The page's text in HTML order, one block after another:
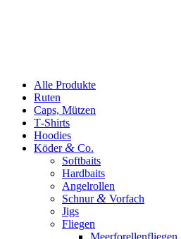
Alle Produkte
Ruten
Caps, Mützen
T‑Shirts
Hoodies
Köder& Co.
Softbaits
Hardbaits
Angelrollen
Schnur& Vorfach
Jigs
Fliegen
Meerforellenfliegen